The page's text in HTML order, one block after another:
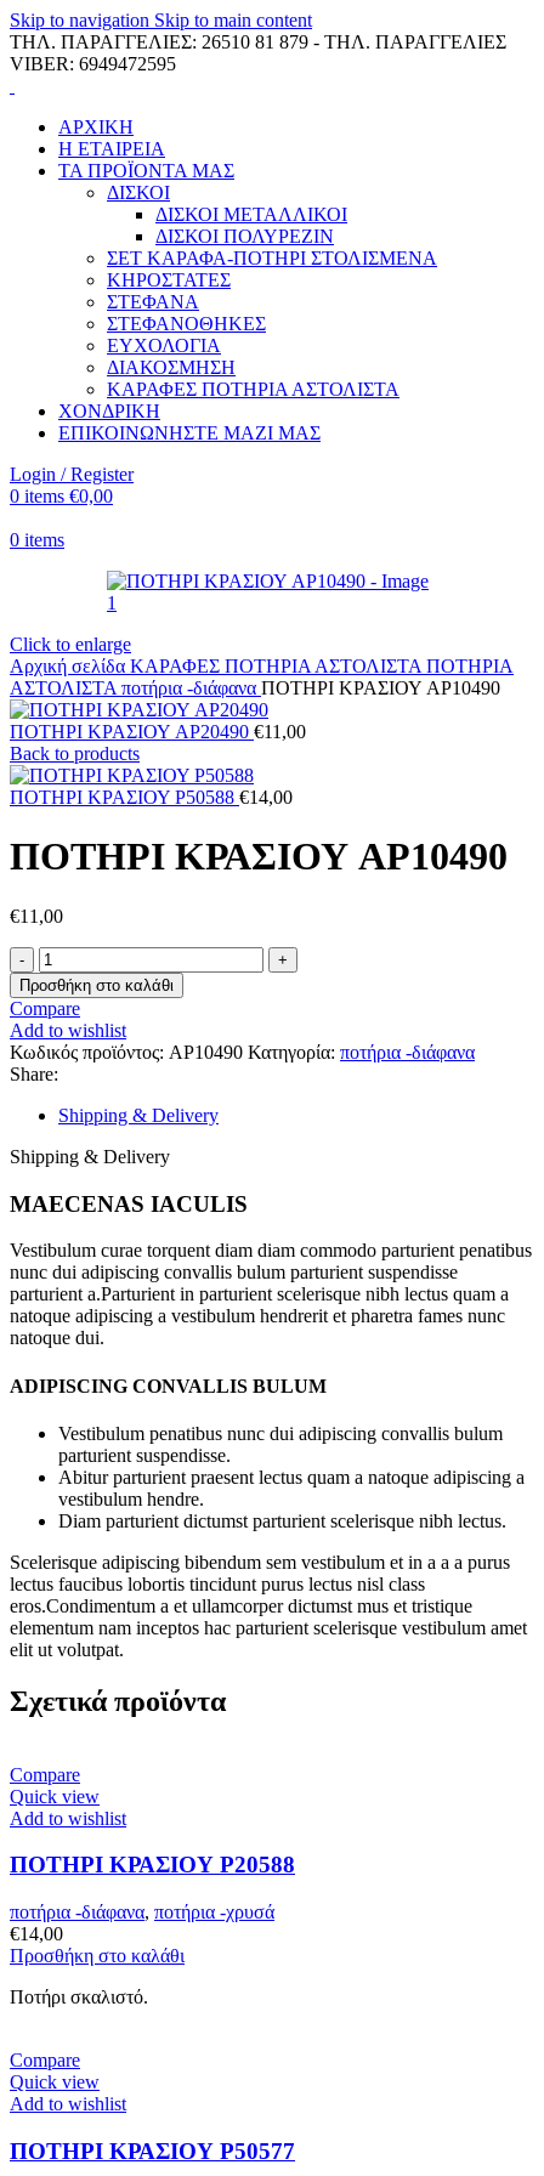
Skip to navigation Skip to main content
ΤΗΛ. ΠΑΡΑΓΓΕΛΙΕΣ: 26510 81 879 - ΤΗΛ. ΠΑΡΑΓΓΕΛΙΕΣ
VIBER: 6949472595
ΑΡΧΙΚΗ
Η ΕΤΑΙΡΕΙΑ
ΤΑ ΠΡΟΪΟΝΤΑ ΜΑΣ
ΔΙΣΚΟΙ
ΔΙΣΚΟΙ ΜΕΤΑΛΛΙΚΟΙ
ΔΙΣΚΟΙ ΠΟΛΥΡΕΖΙΝ
ΣΕΤ ΚΑΡΑΦΑ-ΠΟΤΗΡΙ ΣΤΟΛΙΣΜΕΝΑ
ΚΗΡΟΣΤΑΤΕΣ
ΣΤΕΦΑΝΑ
ΣΤΕΦΑΝΟΘΗΚΕΣ
ΕΥΧΟΛΟΓΙΑ
ΔΙΑΚΟΣΜΗΣΗ
ΚΑΡΑΦΕΣ ΠΟΤΗΡΙΑ ΑΣΤΟΛΙΣΤΑ
ΧΟΝΔΡΙΚΗ
ΕΠΙΚΟΙΝΩΝΗΣΤΕ ΜΑΖΙ ΜΑΣ
Login / Register
0 items €0,00
0 items
Click to enlarge
Αρχική σελίδα ΚΑΡΑΦΕΣ ΠΟΤΗΡΙΑ ΑΣΤΟΛΙΣΤΑ ΠΟΤΗΡΙΑ
ΑΣΤΟΛΙΣΤΑ ποτήρια -διάφανα ΠΟΤΗΡΙ ΚΡΑΣΙΟΥ AP10490
ΠΟΤΗΡΙ ΚΡΑΣΙΟΥ AP20490 €11,00
Back to products
ΠΟΤΗΡΙ ΚΡΑΣΙΟΥ P50588 €14,00
ΠΟΤΗΡΙ ΚΡΑΣΙΟΥ AP10490
€11,00
ΠΟΤΗΡΙ
ΚΡΑΣΙΟΥ
AP10490
ποσότητα
Προσθήκη στο καλάθι
Compare
Add to wishlist
Κωδικός προϊόντος: AP10490 Κατηγορία: ποτήρια -διάφανα
Share:
Shipping & Delivery
Shipping & Delivery
MAECENAS IACULIS
Vestibulum curae torquent diam diam commodo parturient penatibus
nunc dui adipiscing convallis bulum parturient suspendisse
parturient a.Parturient in parturient scelerisque nibh lectus quam a
natoque adipiscing a vestibulum hendrerit et pharetra fames nunc
natoque dui.
ADIPISCING CONVALLIS BULUM
Vestibulum penatibus nunc dui adipiscing convallis bulum
parturient suspendisse.
Abitur parturient praesent lectus quam a natoque adipiscing a
vestibulum hendre.
Diam parturient dictumst parturient scelerisque nibh lectus.
Scelerisque adipiscing bibendum sem vestibulum et in a a a purus
lectus faucibus lobortis tincidunt purus lectus nisl class
eros.Condimentum a et ullamcorper dictumst mus et tristique
elementum nam inceptos hac parturient scelerisque vestibulum amet
elit ut volutpat.
Σχετικά προϊόντα
Compare
Quick view
Add to wishlist
ΠΟΤΗΡΙ ΚΡΑΣΙΟΥ P20588
ποτήρια -διάφανα, ποτήρια -χρυσά
€14,00
Προσθήκη στο καλάθι
Ποτήρι σκαλιστό.
Compare
Quick view
Add to wishlist
ΠΟΤΗΡΙ ΚΡΑΣΙΟΥ P50577